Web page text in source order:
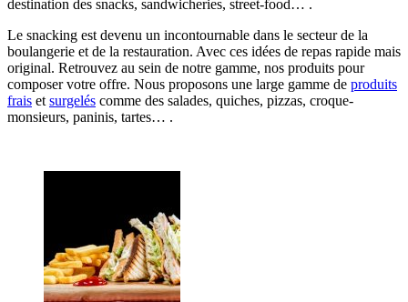
destination des snacks, sandwicheries, street-food… .
Le snacking est devenu un incontournable dans le secteur de la
boulangerie et de la restauration. Avec ces idées de repas rapide mais
original. Retrouvez au sein de notre gamme, nos produits pour
composer votre offre. Nous proposons une large gamme de produits
frais et surgelés comme des salades, quiches, pizzas, croque-
monsieurs, paninis, tartes… .